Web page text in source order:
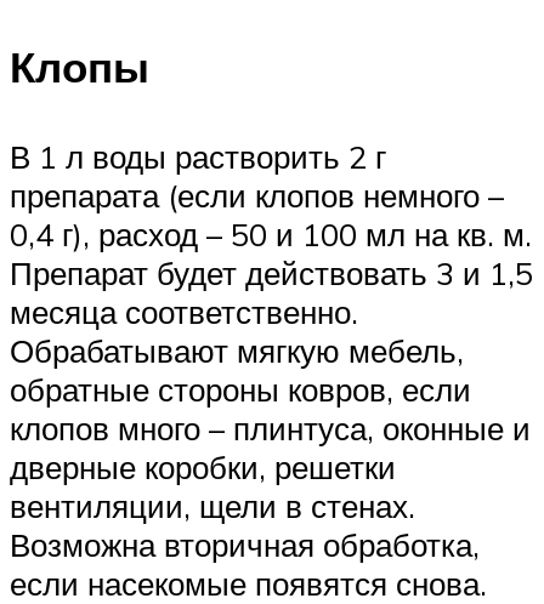
Клопы
В 1 л воды растворить 2 г
препарата (если клопов немного –
0,4 г), расход – 50 и 100 мл на кв. м.
Препарат будет действовать 3 и 1,5
месяца соответственно.
Обрабатывают мягкую мебель,
обратные стороны ковров, если
клопов много – плинтуса, оконные и
дверные коробки, решетки
вентиляции, щели в стенах.
Возможна вторичная обработка,
если насекомые появятся снова.